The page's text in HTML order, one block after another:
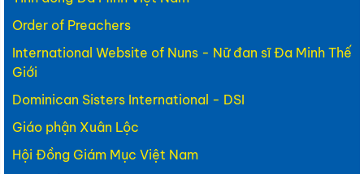
Order of Preachers
International Website of Nuns - Nữ đan sĩ Đa Minh Thế
Giới
Dominican Sisters International - DSI
Giáo phận Xuân Lộc
Hội Đồng Giám Mục Việt Nam